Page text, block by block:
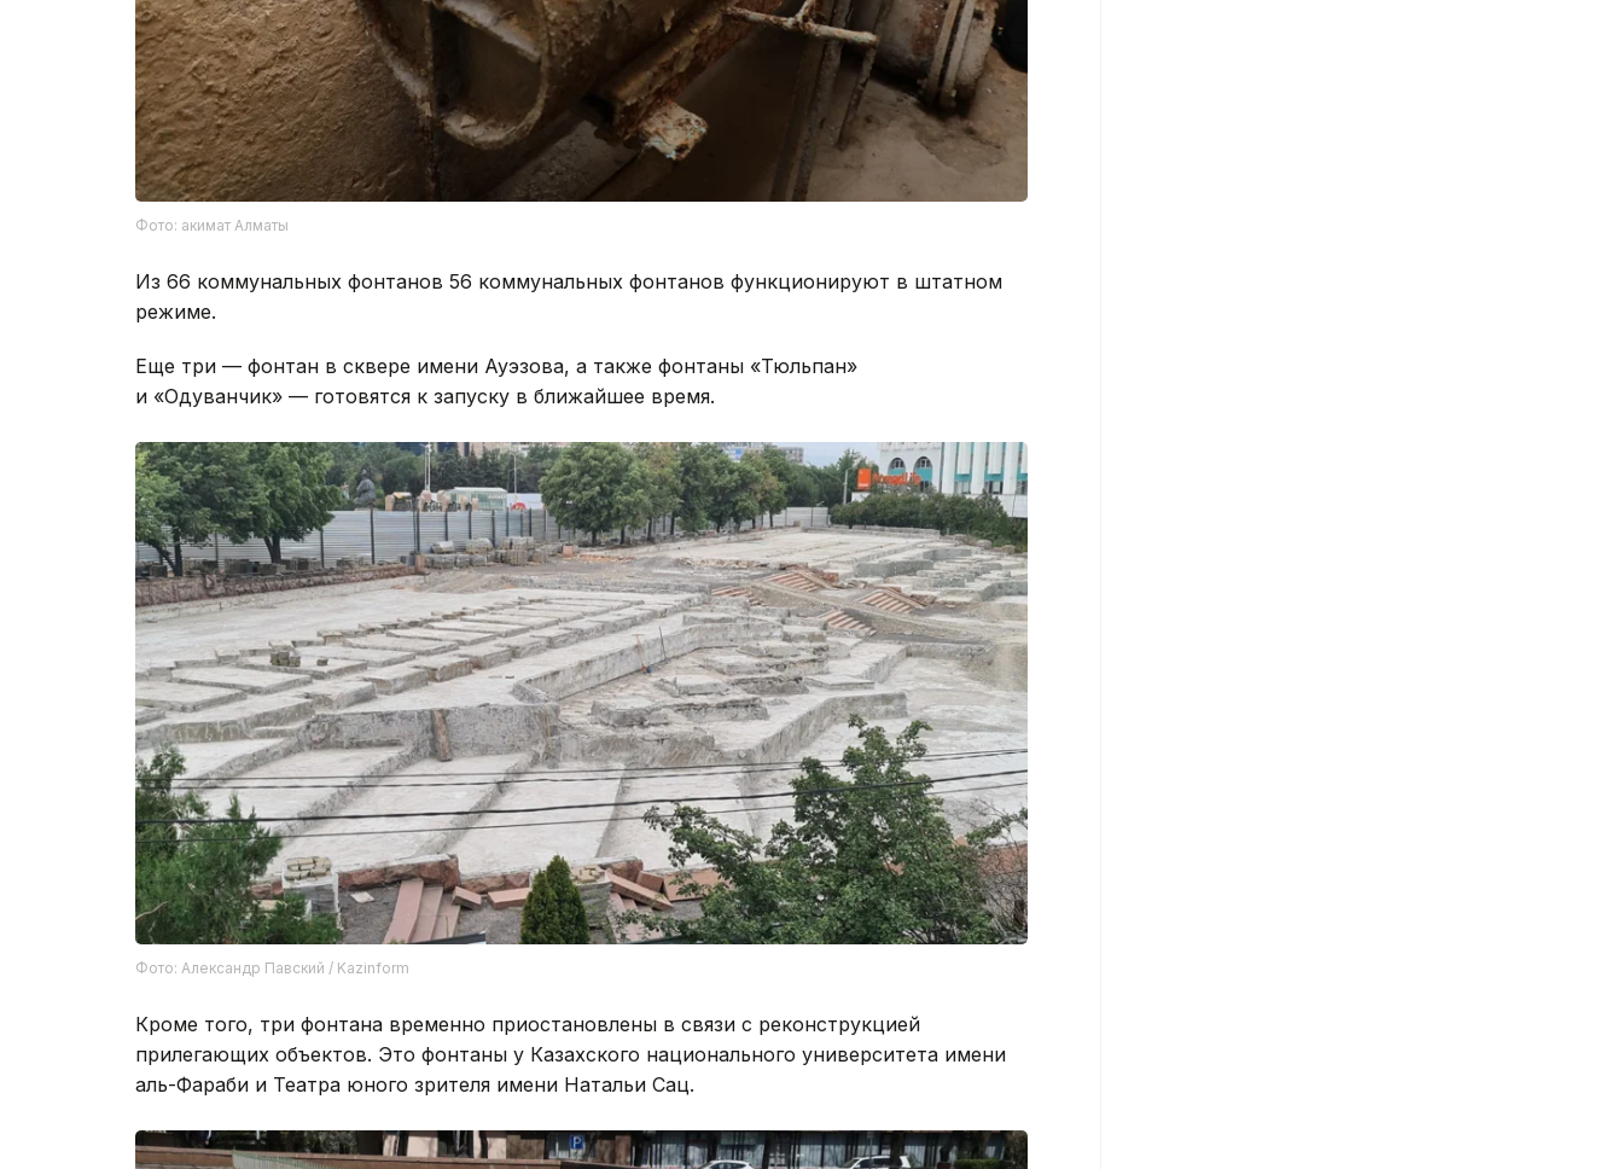
Фото: акимат Алматы
Из 66 коммунальных фонтанов 56 коммунальных фонтанов функционируют в штатном
режиме.
Еще три — фонтан в сквере имени Ауэзова, а также фонтаны «Тюльпан»
и «Одуванчик» — готовятся к запуску в ближайшее время.
Фото: Александр Павский / Kazinform
Кроме того, три фонтана временно приостановлены в связи с реконструкцией
прилегающих объектов. Это фонтаны у Казахского национального университета имени
аль-Фараби и Театра юного зрителя имени Натальи Сац.